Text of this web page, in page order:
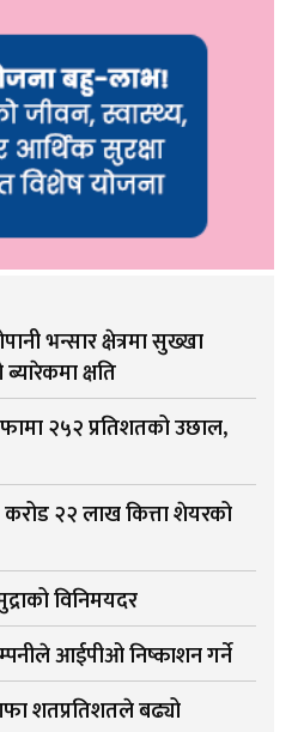
भन्सार क्षेत्रमा सुख्खा
ब्यारेकमा क्षति
२५२ प्रतिशतको उछाल,
करोड २२ लाख कित्ता शेयरको
विनिमयदर
आईपीओ निष्काशन गर्ने
शतप्रतिशतले बढ्यो